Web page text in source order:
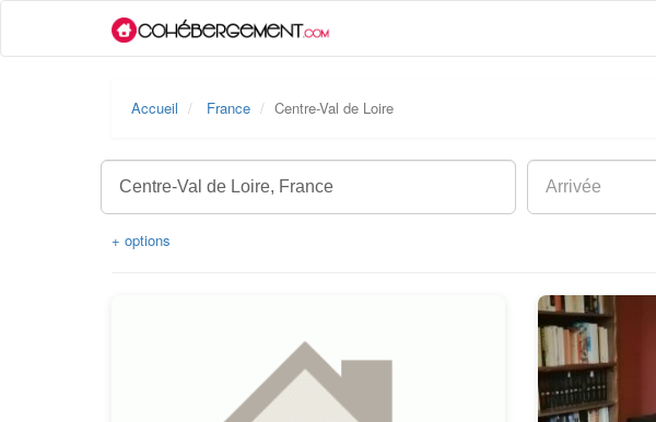
Accueil France Centre-Val de Loire
+ options